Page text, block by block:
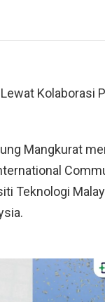
Kolaborasi
Mangkurat
Teknologi